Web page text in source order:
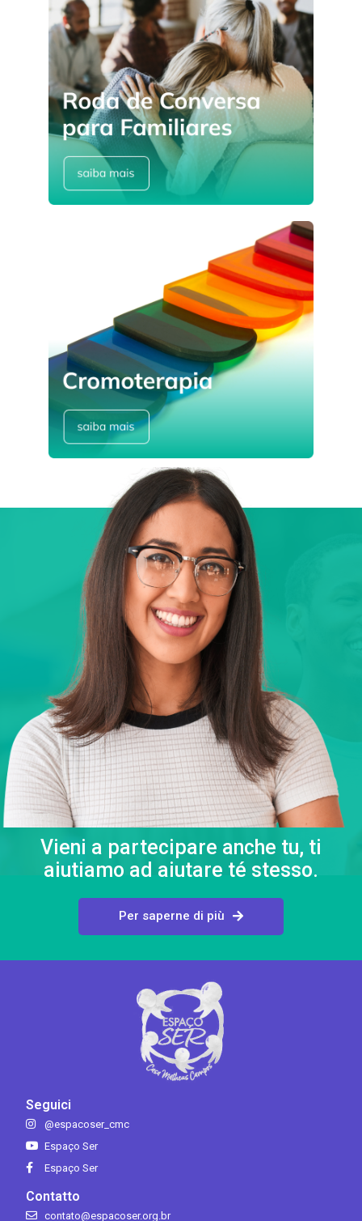
Vieni a partecipare anche tu, ti
aiutiamo ad aiutare té stesso.
Per saperne di più
Seguici
@espacoser_cmc
Espaço Ser
Espaço Ser
Contatto
contato@espacoser.org.br